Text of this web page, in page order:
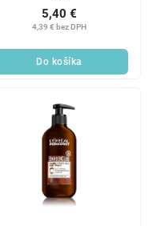
4,39 € bez DPH
5,40 €
Do košíka